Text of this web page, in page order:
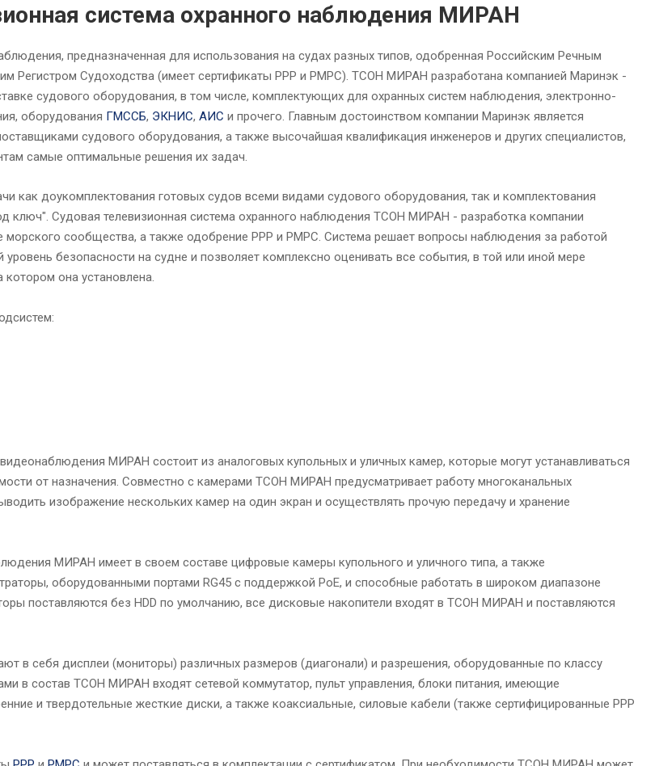
система охранного наблюдения МИРАН
предназначенная для использования на судах разных типов, одобренная Российским Речным
Регистром Судоходства (имеет сертификаты РРР и РМРС). ТСОН МИРАН разработана компанией Маринэк -
судового оборудования, в том числе, комплектующих для охранных систем наблюдения, электронно-
оборудования ГМССБ, ЭКНИС, АИС и прочего. Главным достоинством компании Маринэк является
судового оборудования, а также высочайшая квалификация инженеров и других специалистов,
самые оптимальные решения их задач.
как доукомплектования готовых судов всеми видами судового оборудования, так и комплектования
ключ". Судовая телевизионная система охранного наблюдения ТСОН МИРАН - разработка компании
морского сообщества, а также одобрение РРР и РМРС. Система решает вопросы наблюдения за работой
безопасности на судне и позволяет комплексно оценивать все события, в той или иной мере
она установлена.
МИРАН состоит из аналоговых купольных и уличных камер, которые могут устанавливаться
от назначения. Совместно с камерами ТСОН МИРАН предусматривает работу многоканальных
изображение нескольких камер на один экран и осуществлять прочую передачу и хранение
МИРАН имеет в своем составе цифровые камеры купольного и уличного типа, а также
оборудованными портами RG45 с поддержкой PoE, и способные работать в широком диапазоне
поставляются без HDD по умолчанию, все дисковые накопители входят в ТСОН МИРАН и поставляются
в себя дисплеи (мониторы) различных размеров (диагонали) и разрешения, оборудованные по классу
в состав ТСОН МИРАН входят сетевой коммутатор, пульт управления, блоки питания, имеющие
и твердотельные жесткие диски, а также коаксиальные, силовые кабели (также сертифицированные РРР